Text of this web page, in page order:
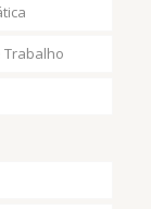
Trabalho